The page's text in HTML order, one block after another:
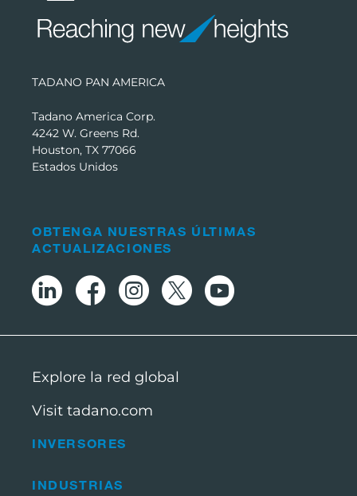
TADANO PAN AMERICA
Tadano America Corp.
4242 W. Greens Rd.
Houston, TX 77066
Estados Unidos
INVERSORES
INDUSTRIAS
OBTENGA NUESTRAS ÚLTIMAS
ACTUALIZACIONES
Explore la red global
Visit tadano.com